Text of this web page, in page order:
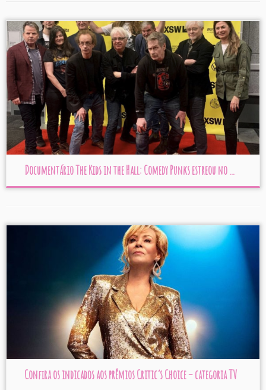
Documentário The Kids in the Hall: Comedy Punks estreou no ...
Confira os indicados aos prêmios Critic’s Choice – categoria TV